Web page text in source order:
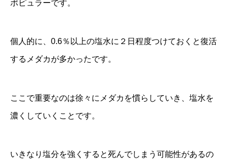
ポピュラーです。
個人的に、0.6％以上の塩水に２日程度つけておくと復活
するメダカが多かったです。
ここで重要なのは徐々にメダカを慣らしていき、塩水を
濃くしていくことです。
いきなり塩分を強くすると死んでしまう可能性があるの